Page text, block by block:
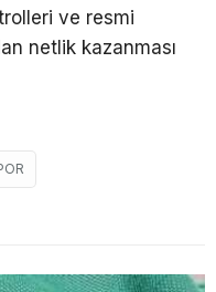
ve resmi
netlik kazanması